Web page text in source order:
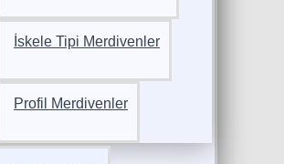
İskele Tipi Merdivenler
Profil Merdivenler